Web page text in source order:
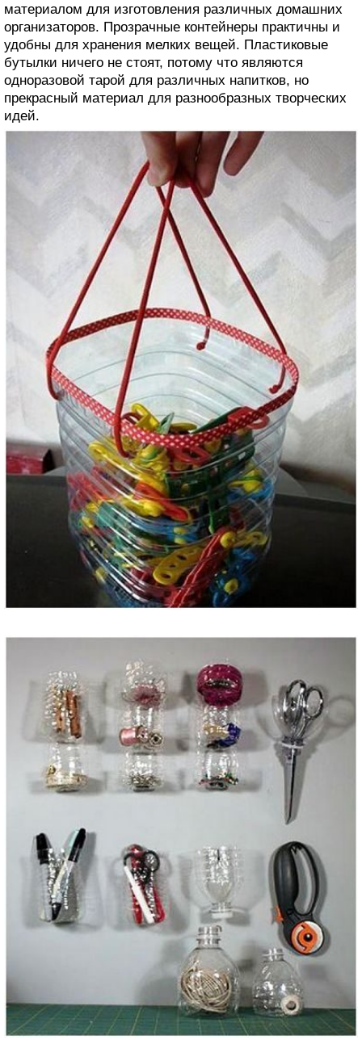
материалом для изготовления различных домашних
организаторов. Прозрачные контейнеры практичны и
удобны для хранения мелких вещей. Пластиковые
бутылки ничего не стоят, потому что являются
одноразовой тарой для различных напитков, но
прекрасный материал для разнообразных творческих
идей.